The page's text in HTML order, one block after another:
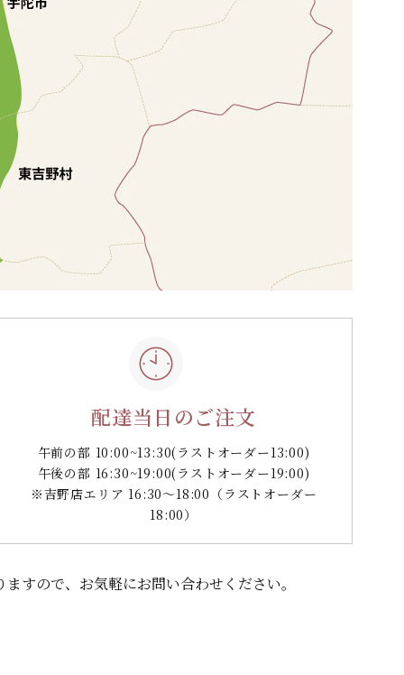
配達当日のご注文
午前の部 10:00~13:30(ラストオーダー13:00)
午後の部 16:30~19:00(ラストオーダー19:00)
※吉野店エリア 16:30～18:00（ラストオーダー
18:00）
すので、 お気軽にお問い合わせください。